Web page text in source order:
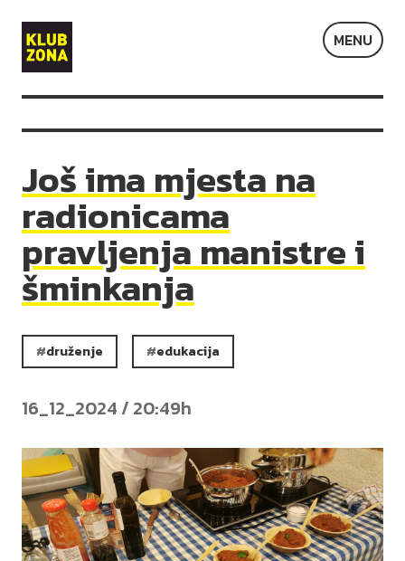
Klub
Zona
MENU
Još ima mjesta na
radionicama
pravljenja manistre i
šminkanja
druženje edukacija
16_12_2024 / 20:49h